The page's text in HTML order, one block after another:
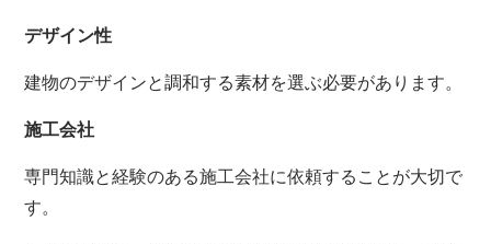
デザイン性
建物のデザインと調和する素材を選ぶ必要があります。
施工会社
専門知識と経験のある施工会社に依頼することが大切で
す。